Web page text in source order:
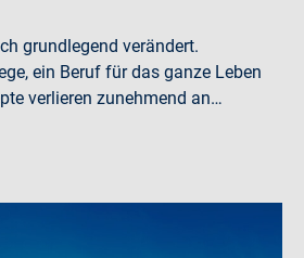
grundlegend verändert.
ein Beruf für das ganze Leben
verlieren zunehmend an…